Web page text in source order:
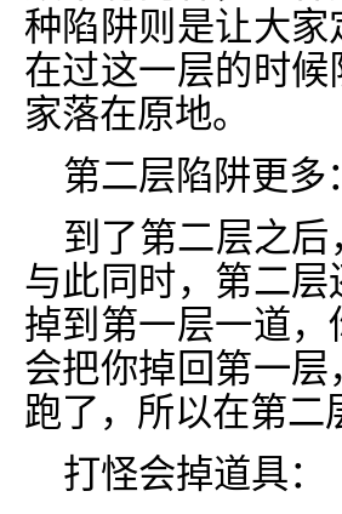
种陷阱则是让大
在过这一层的时
家落在原地。
第二层陷阱更多：
到了第二层之
与此同时，第二
掉到第一层一道
会把你掉回第一
跑了，所以在第二
打怪会掉道具：